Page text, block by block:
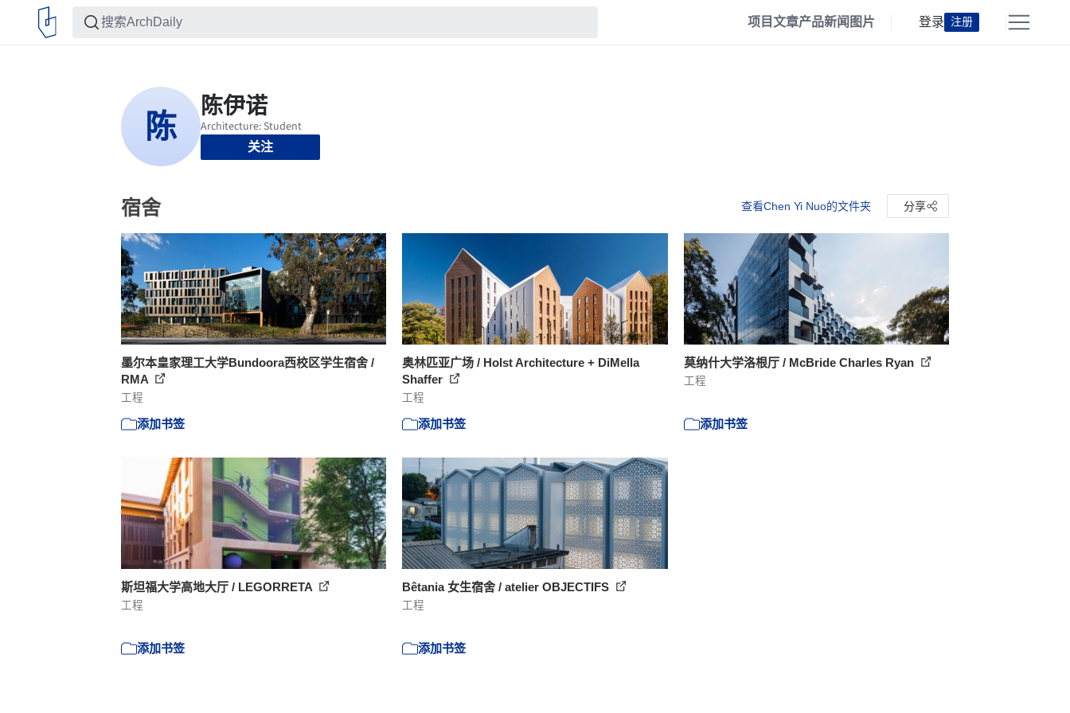
项目文章产品新闻 图片 登录 注册
关注
宿舍 查看Chen Yi Nuo的文件夹 分享
墨尔本皇家理工大学Bundoora西校区学生宿舍 /
RMA
工程
添加书签
奥林匹亚广场 / Holst Architecture + DiMella
Shaffer
工程
添加书签
莫纳什大学洛根厅 / McBride Charles Ryan
工程
添加书签
斯坦福大学高地大厅 / LEGORRETA
工程
添加书签
Bêtania 女生宿舍 / atelier OBJECTIFS
工程
添加书签